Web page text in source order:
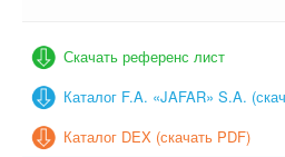
Скачать референс лист
Каталог F.A. «JAFAR» S.A.
Каталог DEX (скачать PDF)